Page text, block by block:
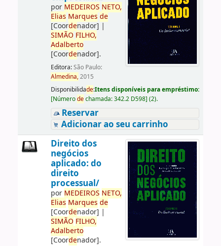
por MEDEIROS NETO,
Elias Marques de
[Coordenador] |
SIMÃO FILHO,
Adalberto
[Coordenador].
Editora:São Paulo:
Almedina,2015
Disponibilidade:Itens disponíveis para empréstimo:
[Númerodechamada:342.2 D598] (2).
Reservar
Adicionar ao seu carrinho
Direito dos
negócios
aplicado: do
direito
processual/
por MEDEIROS NETO,
Elias Marques de
[Coordenador] |
SIMÃO FILHO,
Adalberto
[Coordenador].